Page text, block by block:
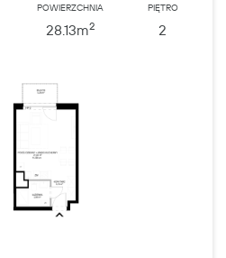
POWIERZCHNIA
28.13m2
PIĘTRO
2